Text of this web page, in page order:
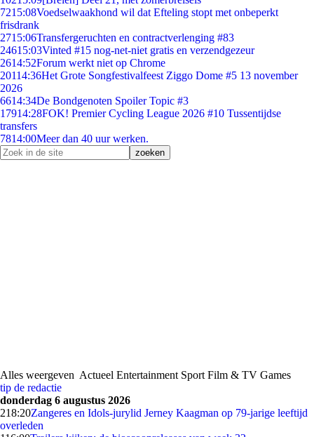
7215:08Voedselwaakhond wil dat Efteling stopt met onbeperkt
frisdrank
2715:06Transfergeruchten en contractverlenging #83
24615:03Vinted #15 nog-net-niet gratis en verzendgezeur
2614:52Forum werkt niet op Chrome
20114:36Het Grote Songfestivalfeest Ziggo Dome #5 13 november
2026
6614:34De Bondgenoten Spoiler Topic #3
17914:28FOK! Premier Cycling League 2026 #10 Tussentijdse
transfers
7814:00Meer dan 40 uur werken.
Alles weergeven Actueel Entertainment Sport Film & TV Games
tip de redactie
donderdag 6 augustus 2026
218:20Zangeres en Idols-jurylid Jerney Kaagman op 79-jarige leeftijd
overleden